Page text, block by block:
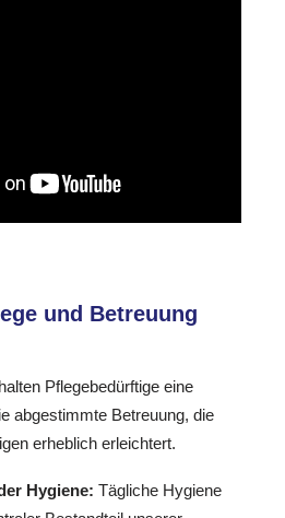
und Betreuung
Pflegebedürftige eine
abgestimmte Betreuung, die
erheblich erleichtert.
Hygiene: Tägliche Hygiene